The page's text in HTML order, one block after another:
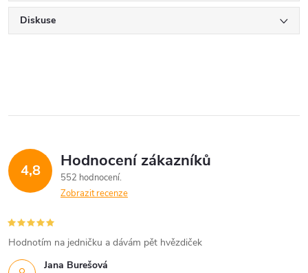
Diskuse
4,8 Hodnocení zákazníků
552 hodnocení
Zobrazit recenze
Jana Burešová
Hodnotím na jedničku a dávám pět hvězdiček